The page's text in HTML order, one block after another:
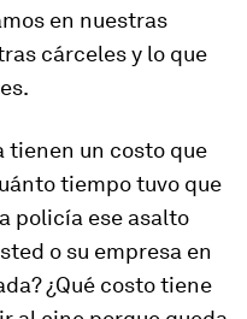
en nuestras
cárceles y lo que
tienen un costo que
tiempo tuvo que
policía ese asalto
o su empresa en
¿Qué costo tiene